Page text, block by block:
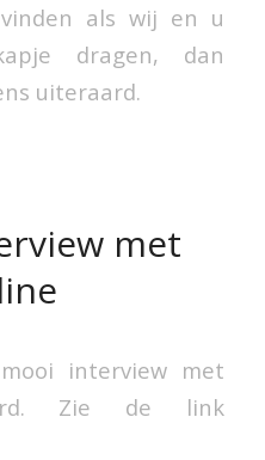
als wij en u
dragen, dan
uiteraard.
met
interview met
Zie de link